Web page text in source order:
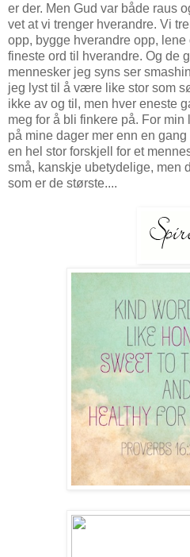
er der. Men Gud var både raus
vet at vi trenger hverandre. Vi
opp, bygge hverandre opp,
fineste ord til hverandre. Og de
mennesker jeg syns ser
jeg lyst til å være like stor som
ikke av og til, men hver eneste
meg for å bli finkere på. For
på mine dager mer enn en
en hel stor forskjell for et
små, kanskje ubetydelige, men
som er de største....